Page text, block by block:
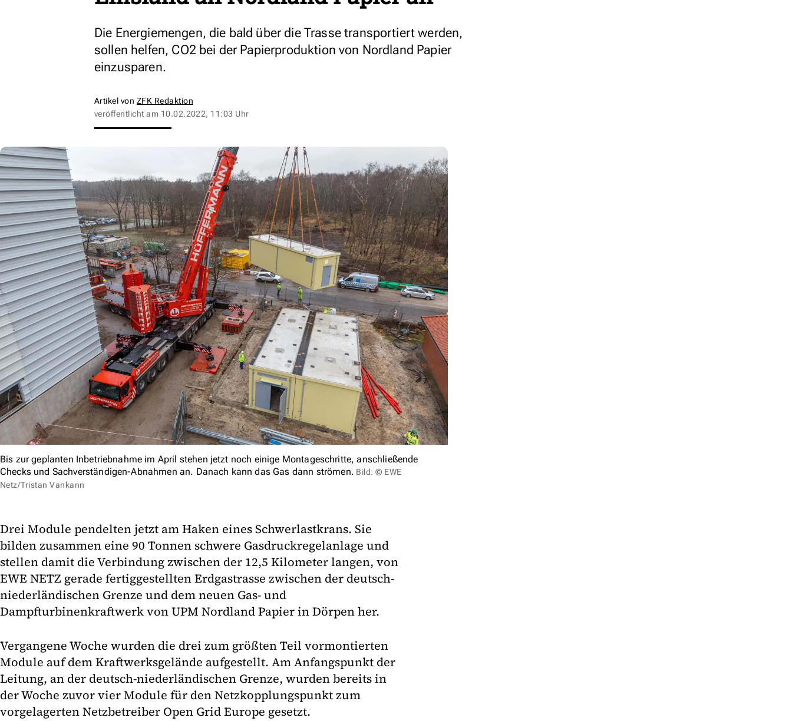
Die Energiemengen, die bald über die Trasse transportiert werden,
sollen helfen, CO2 bei der Papierproduktion von Nordland Papier
einzusparen.
Artikel von ZFK Redaktion
veröffentlicht am 10.02.2022, 11:03 Uhr
Bis zur geplanten Inbetriebnahme im April stehen jetzt noch einige Montageschritte, anschließende
Checks und Sachverständigen-Abnahmen an. Danach kann das Gas dann strömen. Bild: © EWE
Netz/Tristan Vankann
Drei Module pendelten jetzt am Haken eines Schwerlastkrans. Sie
bilden zusammen eine 90 Tonnen schwere Gasdruckregelanlage und
stellen damit die Verbindung zwischen der 12,5 Kilometer langen, von
EWE NETZ gerade fertiggestellten Erdgastrasse zwischen der deutsch-
niederländischen Grenze und dem neuen Gas- und
Dampfturbinenkraftwerk von UPM Nordland Papier in Dörpen her.
Vergangene Woche wurden die drei zum größten Teil vormontierten
Module auf dem Kraftwerksgelände aufgestellt. Am Anfangspunkt der
Leitung, an der deutsch-niederländischen Grenze, wurden bereits in
der Woche zuvor vier Module für den Netzkopplungspunkt zum
vorgelagerten Netzbetreiber Open Grid Europe gesetzt.